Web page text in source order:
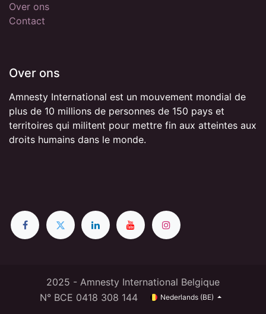
Over ons
Contact
Over ons
Amnesty International est un mouvement mondial de
plus de 10 millions de personnes de 150 pays et
territoires qui militent pour mettre fin aux atteintes aux
droits humains dans le monde.
2025 - Amnesty International Belgique
N° BCE 0418 308 144
Nederlands (BE)